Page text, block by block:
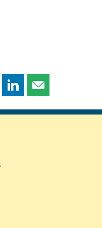
Partager
page
Partager
page